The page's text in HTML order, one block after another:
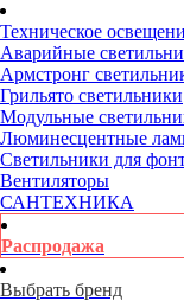
Техническое
Аварийные
Армстронг
Грильято светильники
Модульные
Люминесцентные
Светильники для
Вентиляторы
САНТЕХНИКА
Распродажа
Выбрать бренд